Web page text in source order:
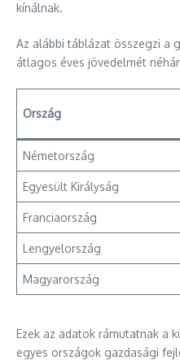
kínálnak.
Az alábbi táblázat összegzi a
átlagos éves jövedelmét
Ország
Németország
Egyesült Királyság
Franciaország
Lengyelország
Magyarország
Ezek az adatok rámutatnak a
egyes országok gazdasági